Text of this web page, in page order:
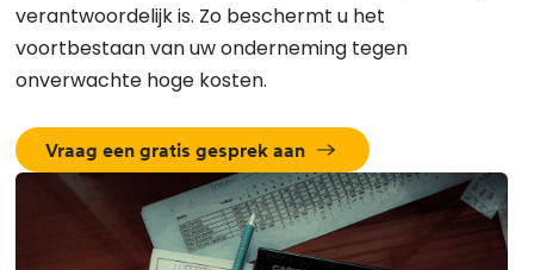
verantwoordelijk is. Zo beschermt u het
voortbestaan van uw onderneming tegen
onverwachte hoge kosten.
Vraag een gratis gesprek aan